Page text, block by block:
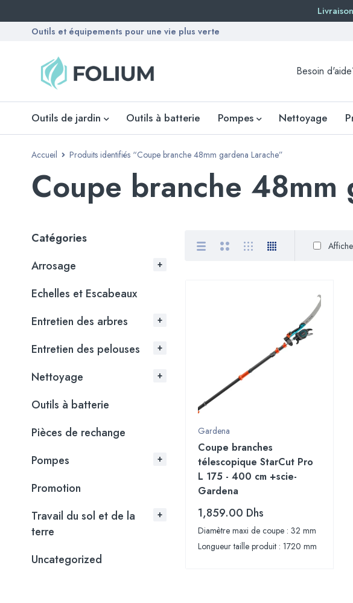
Outils et équipements pour une vie plus verte
Besoin
Outils de jardin Outils à batterie Pompes Nettoyage
Accueil Produits identifiés “Coupe branche 48mm gardena Larache”
Coupe branche 48mm
Catégories
Arrosage
Echelles et Escabeaux
Entretien des arbres
Entretien des pelouses
Nettoyage
Outils à batterie
Pièces de rechange
Pompes
Promotion
Travail du sol et de la
terre
Uncategorized
Gardena
Coupe branches
télescopique StarCut Pro
L 175 - 400 cm +scie-
Gardena
1,859.00 Dhs
Diamètre maxi de coupe : 32 mm
Longueur taille produit : 1720 mm